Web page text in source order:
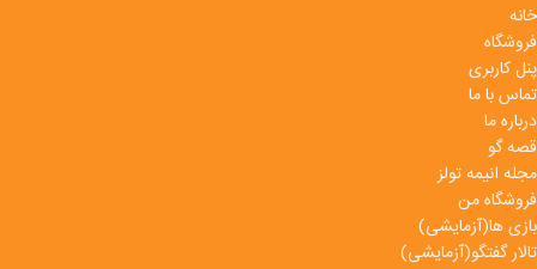
خانه
فروشگاه
پنل کاربری
تماس با ما
درباره ما
قصه گو
مجله انیمه تولز
فروشگاه من
بازی ها(آزمایشی)
تالار گفتگو(آزمایشی)